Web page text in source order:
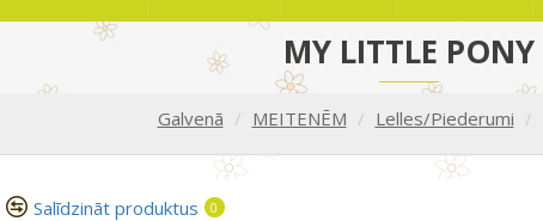
Galvenā MEITENĒM Lelles/Piederumi
MY LITTLE PONY
Salīdzināt produktus 0